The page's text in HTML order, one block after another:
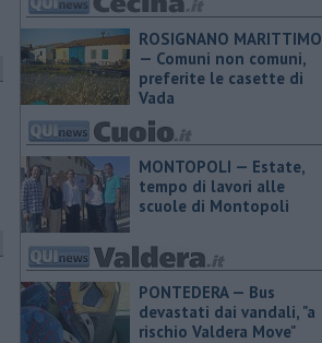
ROSIGNANO MARITTIMO
— Comuni non comuni,
preferite le casette di
Vada
MONTOPOLI — Estate,
tempo di lavori alle
scuole di Montopoli
PONTEDERA — Bus
devastati dai vandali, "a
rischio Valdera Move"